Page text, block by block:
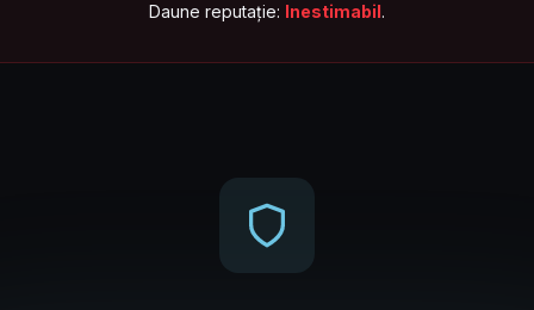
Daune reputație: Inestimabil.